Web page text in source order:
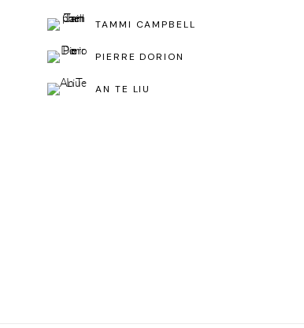
TAMMI CAMPBELL
PIERRE DORION
AN TE LIU